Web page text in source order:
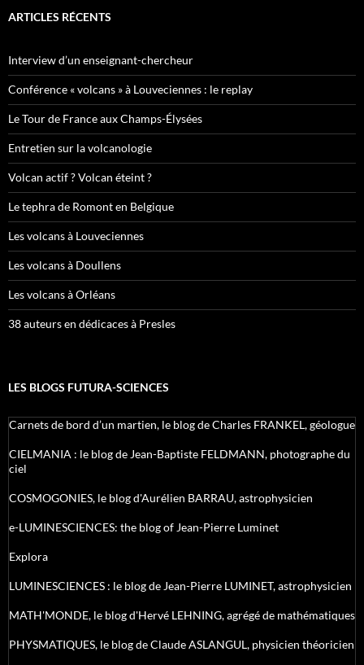
ARTICLES RÉCENTS
Interview d’un enseignant-chercheur
Conférence « volcans » à Louveciennes : le replay
Le Tour de France aux Champs-Élysées
Entretien sur la volcanologie
Volcan actif ? Volcan éteint ?
Le tephra de Romont en Belgique
Les volcans à Louveciennes
Les volcans à Doullens
Les volcans à Orléans
38 auteurs en dédicaces à Presles
LES BLOGS FUTURA-SCIENCES
Carnets de bord d’un martien, le blog de Charles FRANKEL, géologue
CIELMANIA : le blog de Jean-Baptiste FELDMANN, photographe du
ciel
COSMOGONIES, le blog d'Aurélien BARRAU, astrophysicien
e-LUMINESCIENCES: the blog of Jean-Pierre Luminet
Explora
LUMINESCIENCES : le blog de Jean-Pierre LUMINET, astrophysicien
MATH'MONDE, le blog d'Hervé LEHNING, agrégé de mathématiques
PHYSMATIQUES, le blog de Claude ASLANGUL, physicien théoricien